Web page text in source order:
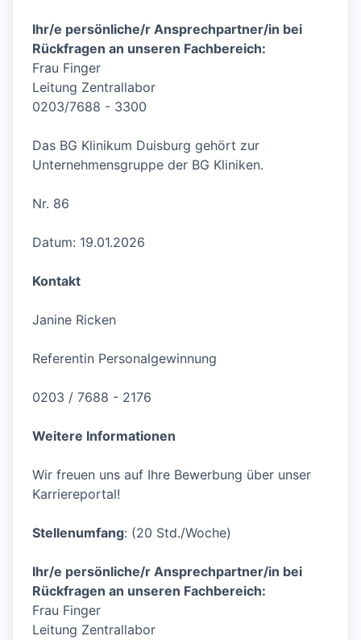
Ihr/e persönliche/r Ansprechpartner/in bei
Rückfragen an unseren Fachbereich:
Frau Finger
Leitung Zentrallabor
0203/7688 - 3300
Das BG Klinikum Duisburg gehört zur
Unternehmensgruppe der BG Kliniken.
Nr. 86
Datum: 19.01.2026
Kontakt
Janine Ricken
Referentin Personalgewinnung
0203 / 7688 - 2176
Weitere Informationen
Wir freuen uns auf Ihre Bewerbung über unser
Karriereportal!
Stellenumfang: (20 Std./Woche)
Ihr/e persönliche/r Ansprechpartner/in bei
Rückfragen an unseren Fachbereich:
Frau Finger
Leitung Zentrallabor